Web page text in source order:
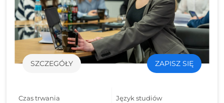
SZCZEGÓŁY ZAPISZ SIĘ
Czas trwania Język studiów